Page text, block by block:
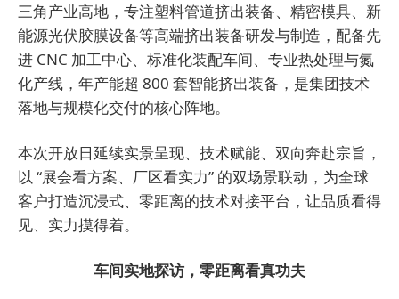
三角产业高地，专注塑料管道挤出装备、精密模具、新
能源光伏胶膜设备等高端挤出装备研发与制造，配备先
进 CNC 加工中心、标准化装配车间、专业热处理与氮
化产线，年产能超 800 套智能挤出装备，是集团技术
落地与规模化交付的核心阵地。
本次开放日延续实景呈现、技术赋能、双向奔赴宗旨，
以 “展会看方案、厂区看实力” 的双场景联动，为全球
客户打造沉浸式、零距离的技术对接平台，让品质看得
见、实力摸得着。
车间实地探访，零距离看真功夫